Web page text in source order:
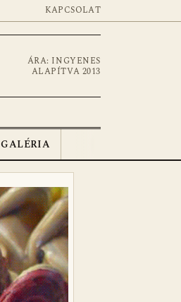
KAPCSOLAT
ÁRA: INGYENES
ALAPÍTVA 2013
GALÉRIA